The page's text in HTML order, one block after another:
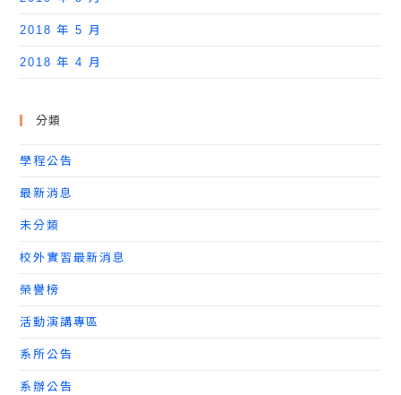
2018 年 5 月
2018 年 4 月
分類
學程公告
最新消息
未分類
校外實習最新消息
榮譽榜
活動演講專區
系所公告
系辦公告